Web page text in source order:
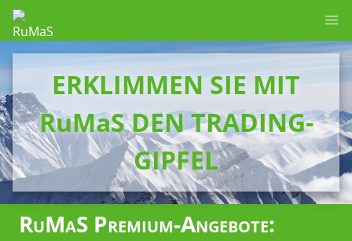
ERKLIMMEN SIE MIT
RuMaS DEN TRADING-
GIPFEL
RuMaS Premium-Angebote: